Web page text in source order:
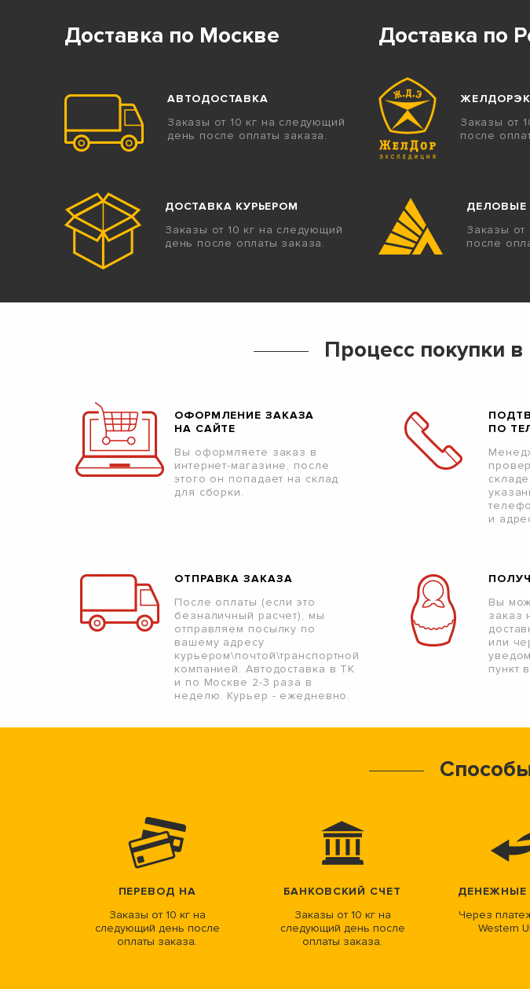
Доставка по Москве
АВТОДОСТАВКА
Заказы от 10 кг на следующий
день после оплаты заказа.
Доставка по
Заказы от
после
ДОСТАВКА КУРЬЕРОМ
Заказы от 10 кг на следующий
день после оплаты заказа.
ДЕЛОВЫЕ
Заказы от
после
Процесс покупки
ОФОРМЛЕНИЕ ЗАКАЗА
НА САЙТЕ
Вы оформляете заказ в
интернет-магазине, после
этого он попадает на склад
для сборки.
ПО
и
ОТПРАВКА ЗАКАЗА
После оплаты (если это
безналичный расчет), мы
отправляем посылку по
вашему адресу
курьером\почтой\транспортной
компанией. Автодоставка в ТК
и по Москве 2-3 раза в
неделю. Курьер - ежедневно.
Вы
заказ
или
пункт
ПЕРЕВОД НА
Заказы от 10 кг на
следующий день после
оплаты заказа.
БАНКОВСКИЙ СЧЕТ
Заказы от 10 кг на
следующий день после
оплаты заказа.
ДЕНЕЖНЫЕ
Через
Western